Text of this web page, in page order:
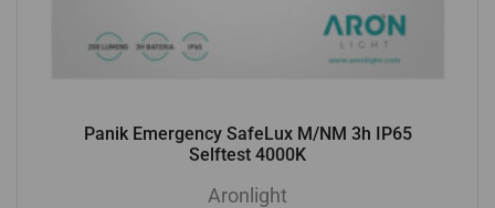
Panik Emergency SafeLux M/NM 3h IP65
Selftest 4000K
Aronlight